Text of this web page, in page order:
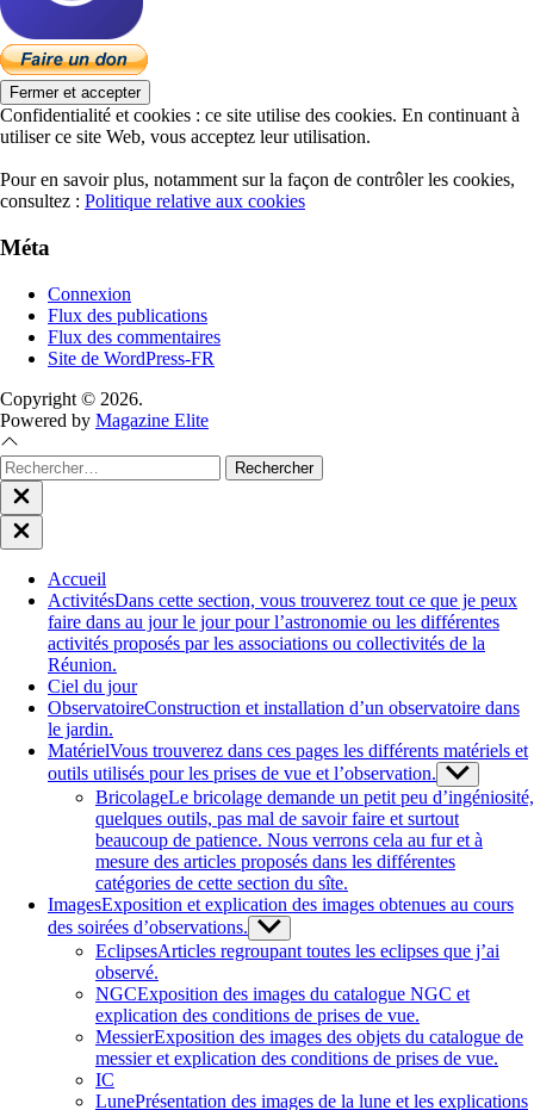
Confidentialité et cookies : ce site utilise des cookies. En continuant à
utiliser ce site Web, vous acceptez leur utilisation.
Pour en savoir plus, notamment sur la façon de contrôler les cookies,
consultez : Politique relative aux cookies
Méta
Connexion
Flux des publications
Flux des commentaires
Site de WordPress-FR
Copyright © 2026.
Powered by Magazine Elite
Rechercher :
Close
search
Close
Off
Accueil
ActivitésDans cette section, vous trouverez tout ce que je peux
faire dans au jour le jour pour l’astronomie ou les différentes
activités proposés par les associations ou collectivités de la
Réunion.
Ciel du jour
ObservatoireConstruction et installation d’un observatoire dans
le jardin.
MatérielVous trouverez dans ces pages les différents matériels et
outils utilisés pour les prises de vue et l’observation. Show
sub
menu
BricolageLe bricolage demande un petit peu d’ingéniosité,
quelques outils, pas mal de savoir faire et surtout
beaucoup de patience. Nous verrons cela au fur et à
mesure des articles proposés dans les différentes
catégories de cette section du sîte.
ImagesExposition et explication des images obtenues au cours
des soirées d’observations. Show
sub
menu
EclipsesArticles regroupant toutes les eclipses que j’ai
observé.
NGCExposition des images du catalogue NGC et
explication des conditions de prises de vue.
MessierExposition des images des objets du catalogue de
messier et explication des conditions de prises de vue.
IC
LunePrésentation des images de la lune et les explications